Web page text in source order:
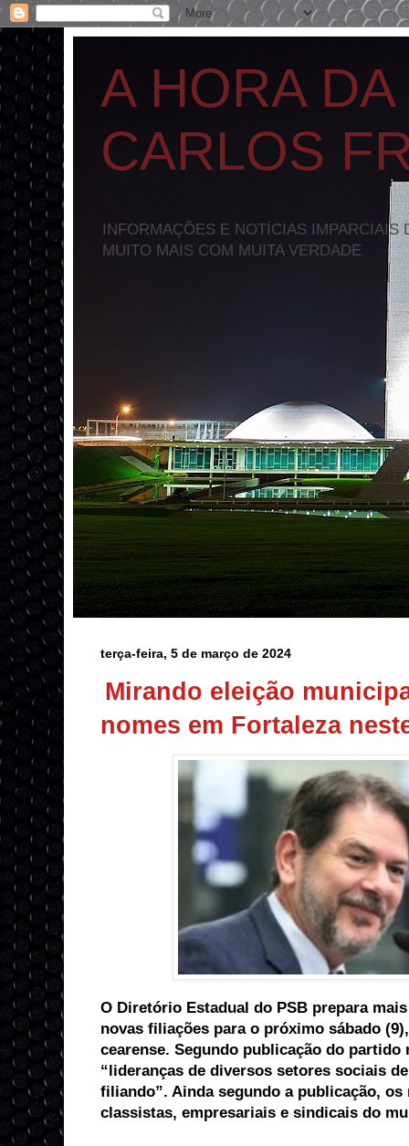
A HORA
CARLOS
INFORMAÇÕES E NOTÍCIAS
MUITO MAIS COM MUITA VERDADE
terça-feira, 5 de março de 2024
Mirando eleição
nomes em Fortaleza
O Diretório Estadual do PSB prepara
novas filiações para o próximo sábado
cearense. Segundo publicação do partido
“lideranças de diversos setores sociais
filiando”. Ainda segundo a publicação,
classistas, empresariais e sindicais do